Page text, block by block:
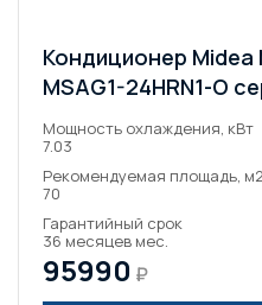
Кондиционер Midea
MSAG1-24HRN1-O
Мощность охлаждения, кВт
7.03
Рекомендуемая площадь, м2
70
Гарантийный срок
36 месяцев мес.
95990 ₽